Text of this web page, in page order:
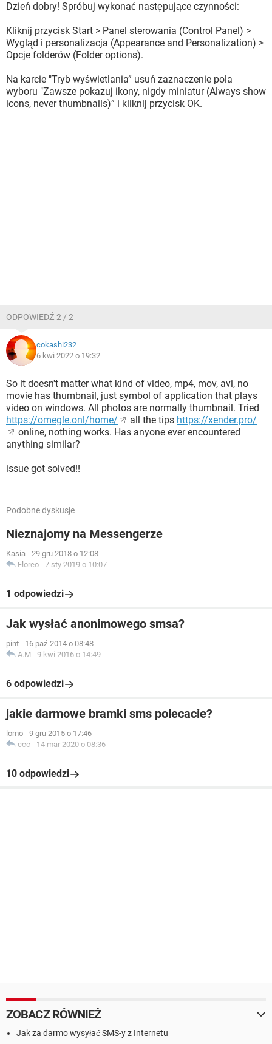
Dzień dobry! Spróbuj wykonać następujące czynności:
Kliknij przycisk Start > Panel sterowania (Control Panel) >
Wygląd i personalizacja (Appearance and Personalization) >
Opcje folderów (Folder options).
Na karcie "Tryb wyświetlania” usuń zaznaczenie pola
wyboru "Zawsze pokazuj ikony, nigdy miniatur (Always show
icons, never thumbnails)” i kliknij przycisk OK.
ODPOWIEDŹ 2 / 2
cokashi232
6 kwi 2022 o 19:32
So it doesn't matter what kind of video, mp4, mov, avi, no
movie has thumbnail, just symbol of application that plays
video on windows. All photos are normally thumbnail. Tried
https://omegle.onl/home/
all the tips https://xender.pro/
online, nothing works. Has anyone ever encountered
anything similar?
issue got solved!!
Podobne dyskusje
Nieznajomy na Messengerze
Kasia - 29 gru 2018 o 12:08
Floreo - 7 sty 2019 o 10:07
1 odpowiedzi
Jak wysłać anonimowego smsa?
pint - 16 paź 2014 o 08:48
A.M - 9 kwi 2016 o 14:49
6 odpowiedzi
jakie darmowe bramki sms polecacie?
lomo - 9 gru 2015 o 17:46
ccc - 14 mar 2020 o 08:36
10 odpowiedzi
ZOBACZ RÓWNIEŻ
Jak za darmo wysyłać SMS-y z Internetu